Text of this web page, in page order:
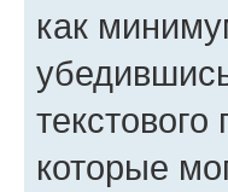
как
которые